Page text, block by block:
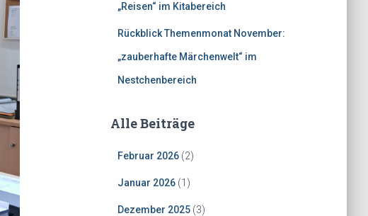
„Reisen“ im Kitabereich
Rückblick Themenmonat November:
„zauberhafte Märchenwelt“ im
Nestchenbereich
Alle Beiträge
Februar 2026(2)
Januar 2026(1)
Dezember 2025(3)